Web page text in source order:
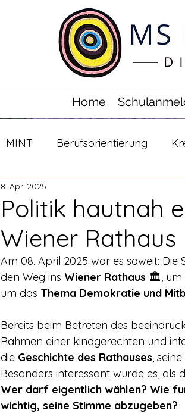
Home
MINT Berufsorientierung
Politik hautnah
Wiener Rathaus
8. Apr. 2025
Am 08. April 2025 war es soweit:
den Weg ins Wiener Rathaus 🏛️, um
um das Thema Demokratie und
Bereits beim Betreten des
Rahmen einer kindgerechten und
die Geschichte des Rathauses, seine
Besonders interessant wurde es,
Wer darf eigentlich wählen? Wie
wichtig, seine Stimme abzugeben?